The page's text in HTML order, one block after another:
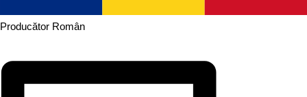
Producător Român